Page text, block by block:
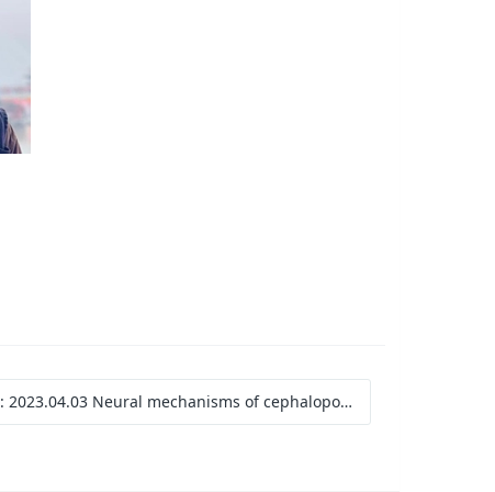
: 2023.04.03 Neural mechanisms of cephalopod camouflage